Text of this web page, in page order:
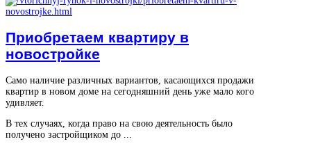
Приобретаем квартиру в
новостройке
Само наличие различных вариантов, касающихся продажи
квартир в новом доме на сегодняшний день уже мало кого
удивляет.
В тех случаях, когда право на свою деятельность было
получено застройщиком до ...